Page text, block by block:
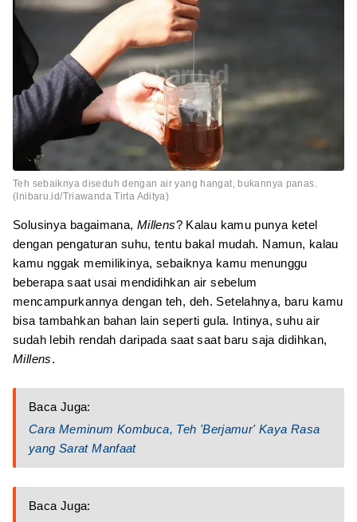
Teh sebaiknya diseduh dengan air yang hangat, bukannya panas.
(Inibaru.id/Triawanda Tirta Aditya)
Solusinya bagaimana, Millens? Kalau kamu punya ketel
dengan pengaturan suhu, tentu bakal mudah. Namun, kalau
kamu nggak memilikinya, sebaiknya kamu menunggu
beberapa saat usai mendidihkan air sebelum
mencampurkannya dengan teh, deh. Setelahnya, baru kamu
bisa tambahkan bahan lain seperti gula. Intinya, suhu air
sudah lebih rendah daripada saat saat baru saja didihkan,
Millens.
Baca Juga:
Cara Meminum Kombuca, Teh 'Berjamur' Kaya Rasa
yang Sarat Manfaat
Baca Juga: